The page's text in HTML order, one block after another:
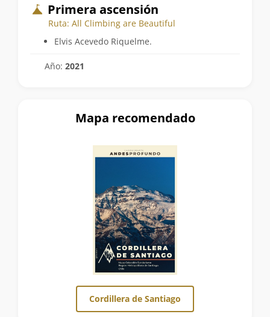
Primera ascensión
Ruta: All Climbing are Beautiful
Elvis Acevedo Riquelme.
Año: 2021
Mapa recomendado
Cordillera de Santiago